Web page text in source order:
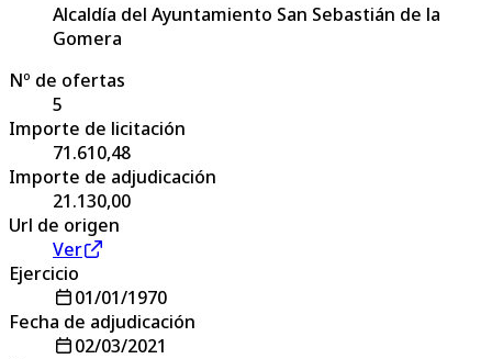
Alcaldía del Ayuntamiento San Sebastián de la
Gomera
Nº de ofertas
5
Importe de licitación
71.610,48
Importe de adjudicación
21.130,00
Url de origen
Ver
Ejercicio
01/01/1970
Fecha de adjudicación
02/03/2021